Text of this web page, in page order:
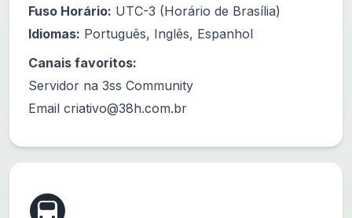
Fuso Horário: UTC-3 (Horário de Brasília)
Idiomas: Português, Inglês, Espanhol
Canais favoritos:
Servidor na 3ss Community
Email criativo@38h.com.br